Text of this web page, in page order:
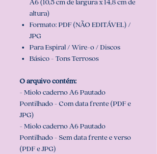
A6 (10,5 cm de largura x 14,8 cm de
altura)
Formato: PDF (NÃO EDITÁVEL) /
JPG
Para Espiral / Wire-o / Discos
Básico - Tons Terrosos
O arquivo contém:
- Miolo caderno A6 Pautado
Pontilhado - Com data frente (PDF e
JPG)
- Miolo caderno A6 Pautado
Pontilhado - Sem data frente e verso
(PDF e JPG)